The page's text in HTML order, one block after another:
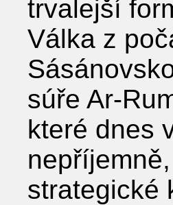
trvalejší
Válka z
súře Ar-
které dnes
strategické